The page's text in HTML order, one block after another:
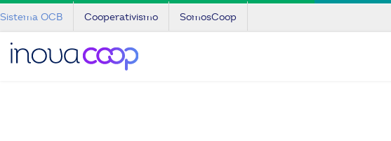
Sistema OCB Cooperativismo SomosCoop